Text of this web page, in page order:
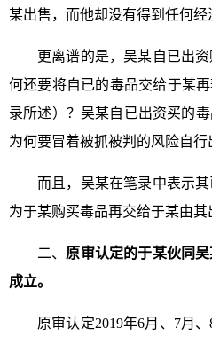
某出售，而他却没有得到任何
更离谱的是，吴某自已出
何还要将自已的毒品交给于某
录所述）？吴某自已出资买的
为何要冒着被抓被判的风险自
而且，吴某在笔录中表示
为于某购买毒品再交给于某由其
二、 原审认定的于某伙同
成立。
原审认定2019年6月、7月